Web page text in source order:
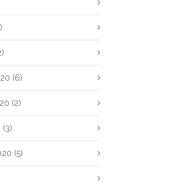
(6)
(2)
(3)
(5)